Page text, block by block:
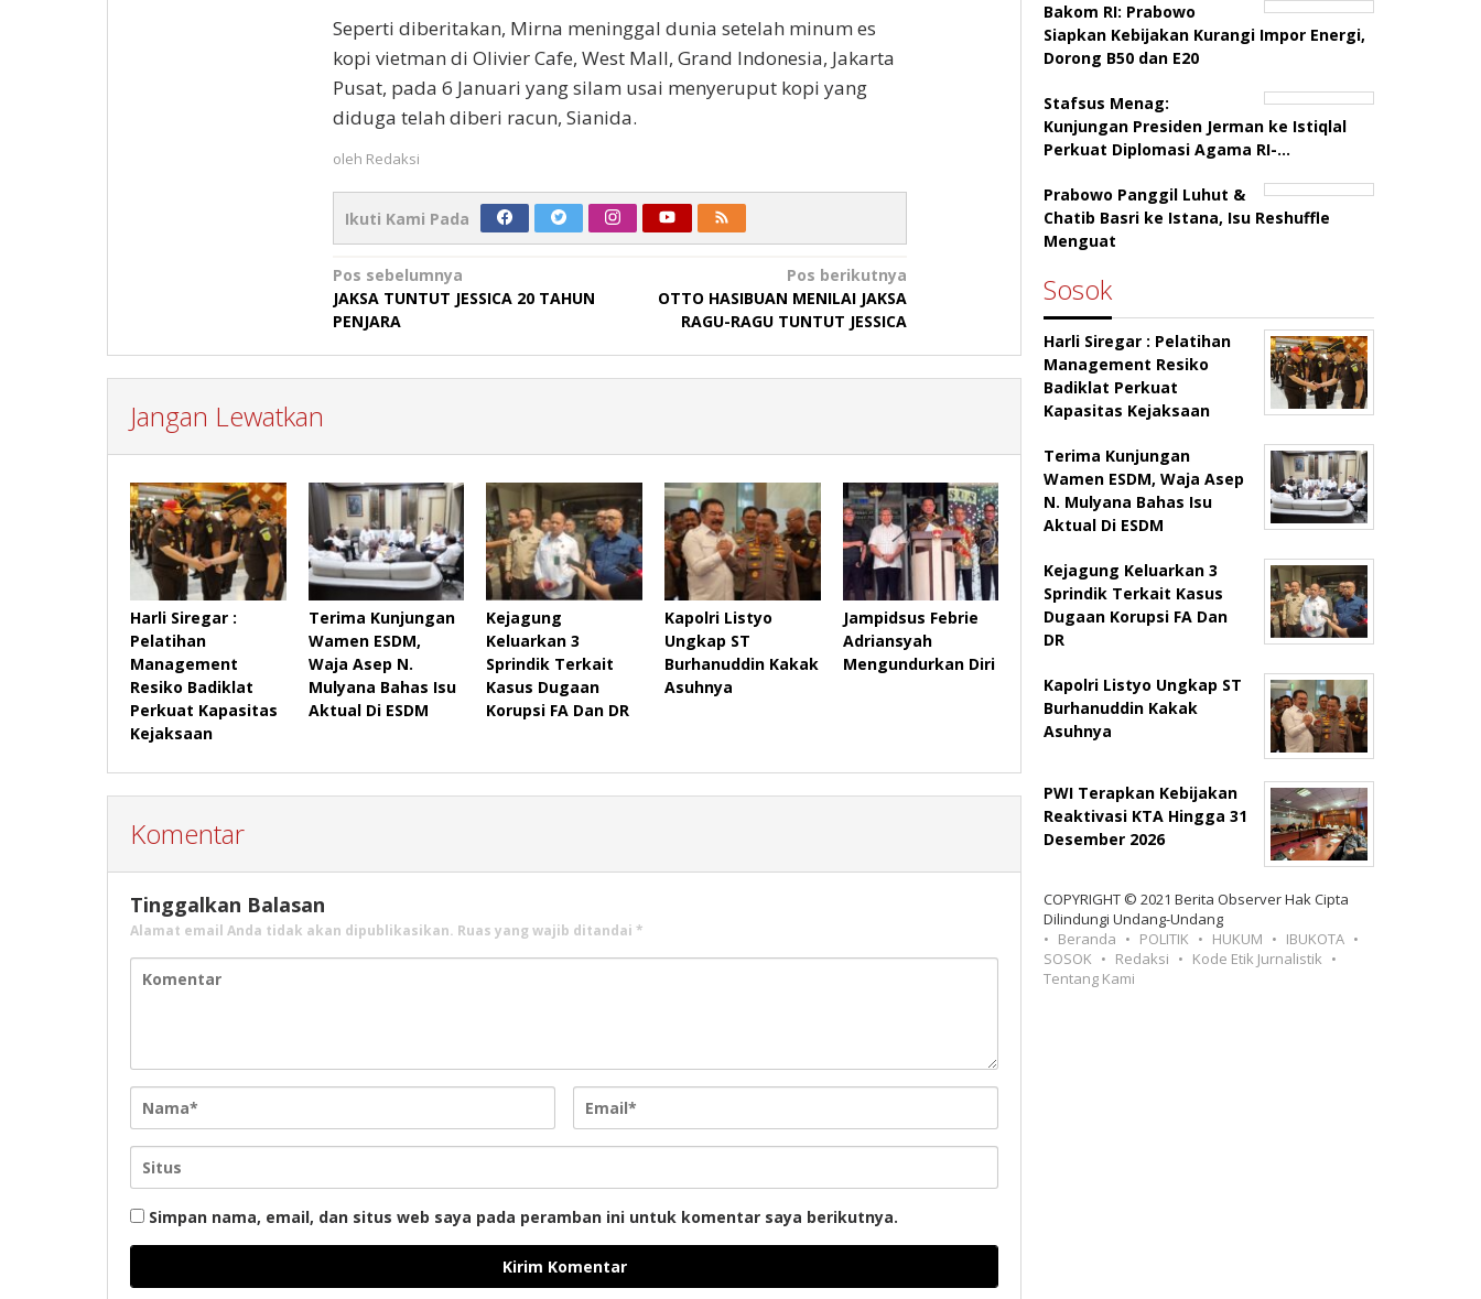
Seperti diberitakan, Mirna meninggal dunia setelah minum es
kopi vietman di Olivier Cafe, West Mall, Grand Indonesia, Jakarta
Pusat, pada 6 Januari yang silam usai menyeruput kopi yang
diduga telah diberi racun, Sianida.
oleh Redaksi
Ikuti Kami Pada
Navigasi
pos
Pos sebelumnya
JAKSA TUNTUT JESSICA 20 TAHUN
PENJARA
Pos berikutnya
OTTO HASIBUAN MENILAI JAKSA
RAGU-RAGU TUNTUT JESSICA
Jangan Lewatkan
Harli Siregar :
Pelatihan
Management
Resiko Badiklat
Perkuat Kapasitas
Kejaksaan
Terima Kunjungan
Wamen ESDM,
Waja Asep N.
Mulyana Bahas Isu
Aktual Di ESDM
Kejagung
Keluarkan 3
Sprindik Terkait
Kasus Dugaan
Korupsi FA Dan DR
Kapolri Listyo
Ungkap ST
Burhanuddin Kakak
Asuhnya
Jampidsus Febrie
Adriansyah
Mengundurkan Diri
Komentar
Tinggalkan Balasan
Alamat email Anda tidak akan dipublikasikan. Ruas yang wajib ditandai *
Simpan nama, email, dan situs web saya pada peramban ini untuk komentar saya berikutnya.
Bakom RI: Prabowo
Siapkan Kebijakan Kurangi Impor Energi,
Dorong B50 dan E20
Stafsus Menag:
Kunjungan Presiden Jerman ke Istiqlal
Perkuat Diplomasi Agama RI-…
Prabowo Panggil Luhut &
Chatib Basri ke Istana, Isu Reshuffle
Menguat
Sosok
Harli Siregar : Pelatihan
Management Resiko
Badiklat Perkuat
Kapasitas Kejaksaan
Terima Kunjungan
Wamen ESDM, Waja Asep
N. Mulyana Bahas Isu
Aktual Di ESDM
Kejagung Keluarkan 3
Sprindik Terkait Kasus
Dugaan Korupsi FA Dan
DR
Kapolri Listyo Ungkap ST
Burhanuddin Kakak
Asuhnya
PWI Terapkan Kebijakan
Reaktivasi KTA Hingga 31
Desember 2026
COPYRIGHT © 2021 Berita Observer Hak Cipta
Dilindungi Undang-Undang
Beranda
POLITIK HUKUM
IBUKOTA
SOSOK
Redaksi
Kode Etik Jurnalistik
Tentang Kami